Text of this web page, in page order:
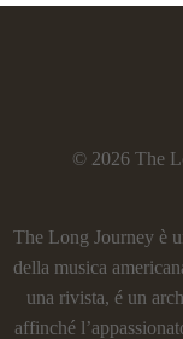
© 2026 The
The Long Journey è
della musica
una rivista, é un
affinché